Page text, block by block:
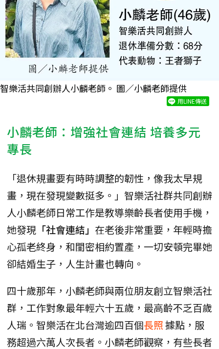
智樂活共同創辦人小麟老師。 圖／小麟老師提供
用LINE傳送
小麟老師：增強社會連結 培養多元
專長
「退休規畫要有時時調整的韌性，像我太早規
畫，現在發現變數挺多。」智樂活社群共同創辦
人小麟老師日常工作是教導樂齡長者使用手機，
她發現 「社會連結」 在老後非常重要，年輕時擔
心孤老終身，和閨密相約置產，一切安頓完畢她
卻結婚生子，人生計畫也轉向。
四十歲那年，小麟老師與兩位朋友創立智樂活社
群，工作對象最年輕六十五歲，最高齡不乏百歲
人瑞。智樂活在北台灣逾四百個長照據點，服
務超過六萬人次長者。小麟老師觀察，有些長者